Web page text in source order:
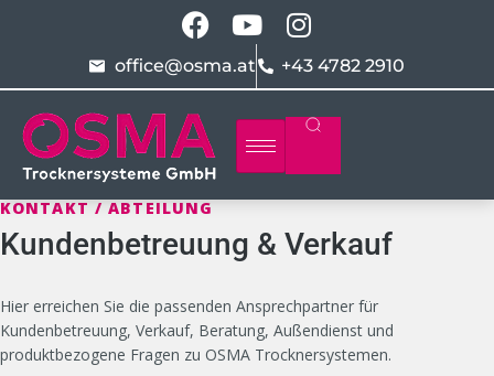
office@osma.at +43 4782 2910
KONTAKT / ABTEILUNG
Kundenbetreuung & Verkauf
Hier erreichen Sie die passenden Ansprechpartner für
Kundenbetreuung, Verkauf, Beratung, Außendienst und
produktbezogene Fragen zu OSMA Trocknersystemen.